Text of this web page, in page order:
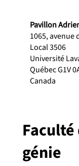
Pavillon
1065, avenue
Local 3506
Université
Québec G1V
Canada
Faculté
génie